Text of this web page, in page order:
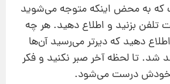
که به‌ محض اینکه متوجه می‌شوید
تلفن بزنید و اطلاع دهید. هر چه
دهید که دیرتر می‌رسید آن‌ها
شد. تا لحظه‌ آخر صبر نکنید و فکر
خودش درست می‌شود.